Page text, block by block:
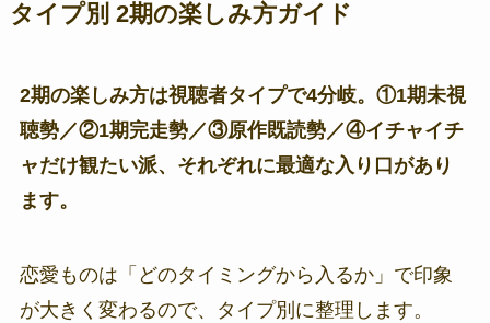
タイプ別 2期の楽しみ方ガイド
2期の楽しみ方は視聴者タイプで4分岐。①1期未視
聴勢／②1期完走勢／③原作既読勢／④イチャイチ
ャだけ観たい派、それぞれに最適な入り口があり
ます。
恋愛ものは「どのタイミングから入るか」で印象
が大きく変わるので、タイプ別に整理します。